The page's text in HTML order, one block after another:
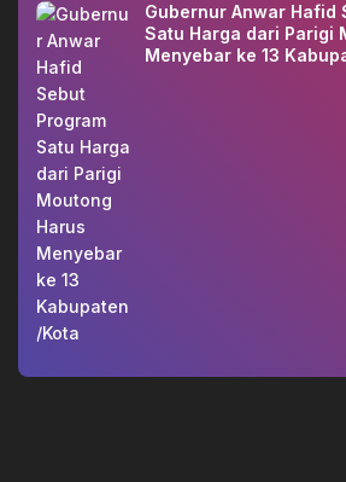
Gubernur Anwar Hafid
Satu Harga dari Parigi
Menyebar ke 13